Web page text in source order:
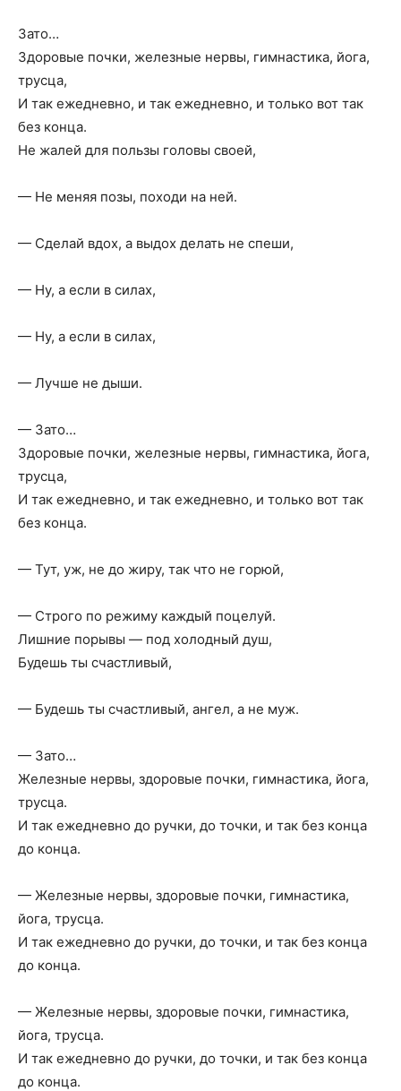
Зато…
Здоровые почки, железные нервы, гимнастика, йога,
трусца,
И так ежедневно, и так ежедневно, и только вот так
без конца.
Не жалей для пользы головы своей,
— Не меняя позы, походи на ней.
— Сделай вдох, а выдох делать не спеши,
— Ну, а если в силах,
— Ну, а если в силах,
— Лучше не дыши.
— Зато…
Здоровые почки, железные нервы, гимнастика, йога,
трусца,
И так ежедневно, и так ежедневно, и только вот так
без конца.
— Тут, уж, не до жиру, так что не горюй,
— Строго по режиму каждый поцелуй.
Лишние порывы — под холодный душ,
Будешь ты счастливый,
— Будешь ты счастливый, ангел, а не муж.
— Зато…
Железные нервы, здоровые почки, гимнастика, йога,
трусца.
И так ежедневно до ручки, до точки, и так без конца
до конца.
— Железные нервы, здоровые почки, гимнастика,
йога, трусца.
И так ежедневно до ручки, до точки, и так без конца
до конца.
— Железные нервы, здоровые почки, гимнастика,
йога, трусца.
И так ежедневно до ручки, до точки, и так без конца
до конца.